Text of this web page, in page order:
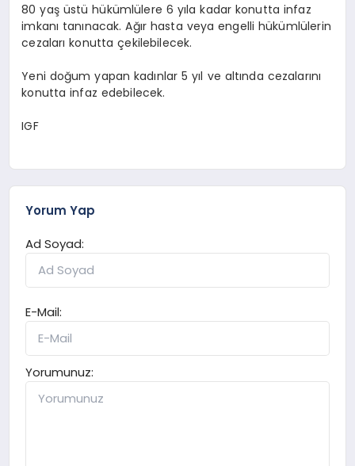
80 yaş üstü hükümlülere 6 yıla kadar konutta infaz
imkanı tanınacak. Ağır hasta veya engelli hükümlülerin
cezaları konutta çekilebilecek.
Yeni doğum yapan kadınlar 5 yıl ve altında cezalarını
konutta infaz edebilecek.
IGF
Yorum Yap
Ad Soyad:
E-Mail:
Yorumunuz: